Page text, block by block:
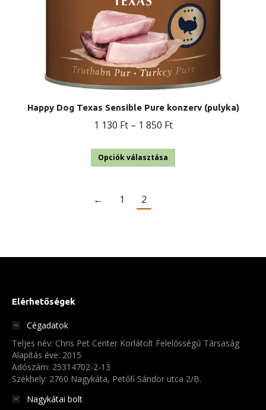
Happy Dog Texas Sensible Pure konzerv (pulyka)
1 130 Ft – 1 850 FtÁrtartomány:
Opciók választása
A
ki
← 1 2
Elérhetőségek
Cégadatok
Teljes név: Chris Pet Center Korlátolt Felelősségű Társaság
Alapítás éve: 2015
Adószám: 25314702-2-13
Székhely: 2760 Nagykáta, Petőfi Sándor utca 2/B.
Nagykátai bolt